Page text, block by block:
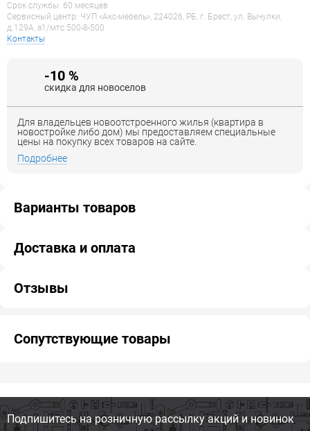
Срок службы: 60 месяцев
Сервисный центр: ЧУП «Акс-мебель», 224026, РБ, г. Брест, ул. Вычулки,
д.129А, a1/мтс 500-8-500
Контакты
-10 %
скидка для новоселов
Для владельцев новоотстроенного жилья (квартира в
новостройке либо дом) мы предоставляем специальные
цены на покупку всех товаров на сайте.
Подробнее
Варианты товаров
Доставка и оплата
Отзывы
Сопутствующие товары
Подпишитесь на розничную рассылку акций и новинок